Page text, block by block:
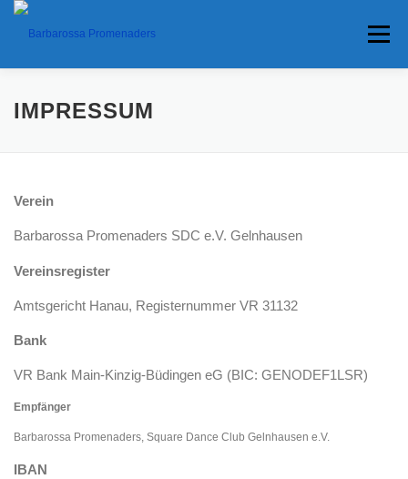
Zum Inhalt springen
Menü
HOME TERMINE
INTERESSANTES
IMPRESSUM
Verein
Barbarossa Promenaders SDC e.V. Gelnhausen
Vereinsregister
Amtsgericht Hanau, Registernummer VR 31132
Bank
VR Bank Main-Kinzig-Büdingen eG (BIC: GENODEF1LSR)
Empfänger
Barbarossa Promenaders, Square Dance Club Gelnhausen e.V.
IBAN